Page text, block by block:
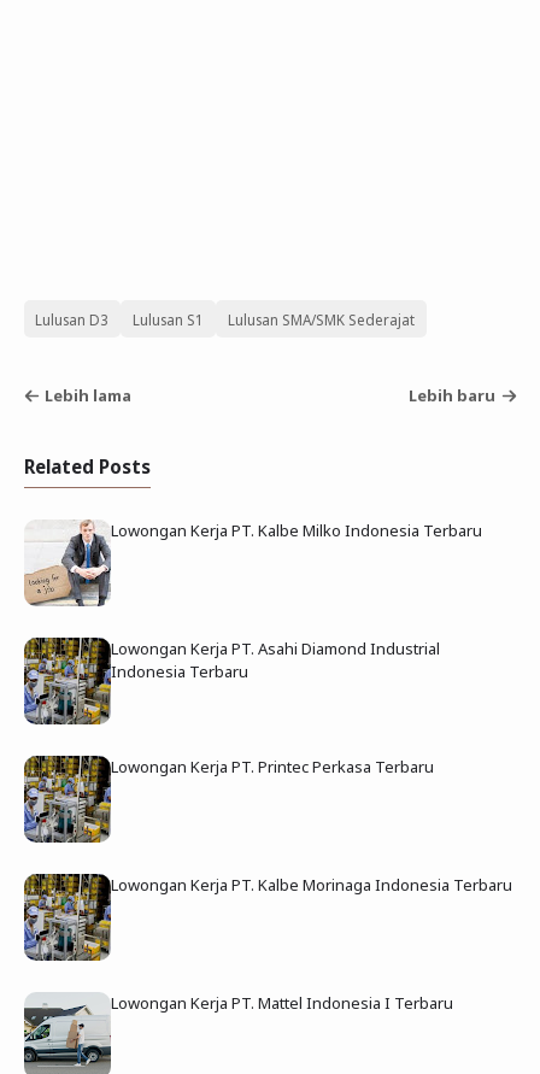
Lulusan D3 Lulusan S1 Lulusan SMA/SMK Sederajat
Lebih lama Lebih baru
Related Posts
Lowongan Kerja PT. Kalbe Milko Indonesia Terbaru
Lowongan Kerja PT. Asahi Diamond Industrial
Indonesia Terbaru
Lowongan Kerja PT. Printec Perkasa Terbaru
Lowongan Kerja PT. Kalbe Morinaga Indonesia Terbaru
Lowongan Kerja PT. Mattel Indonesia I Terbaru